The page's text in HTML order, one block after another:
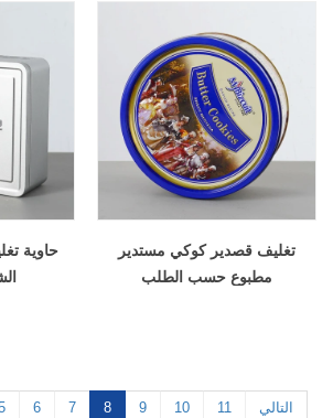
حاوية
تغليف قصدير كوكي مستدير
مطبوع حسب الطلب
6 7 8 9 10 11 التالي